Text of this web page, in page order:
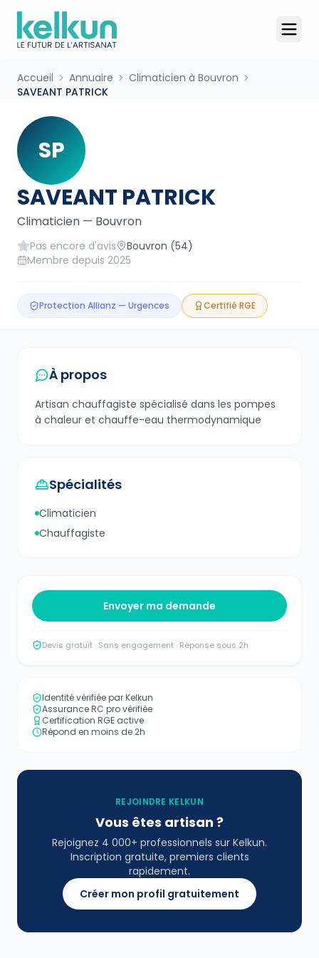
Accueil Annuaire
Climaticien à Bouvron
SAVEANT PATRICK
SP
SAVEANT PATRICK
Climaticien — Bouvron
Pas encore d'avis Bouvron (54)
Membre depuis 2025
Protection Allianz — Urgences Certifié RGE
À propos
Artisan chauffagiste spécialisé dans les pompes
à chaleur et chauffe-eau thermodynamique
Spécialités
Climaticien
Chauffagiste
Envoyer ma demande
Devis gratuit · Sans engagement · Réponse sous 2h
Identité vérifiée par Kelkun
Assurance RC pro vérifiée
Certification RGE active
Répond en moins de 2h
REJOINDRE KELKUN
Vous êtes artisan ?
Rejoignez 4 000+ professionnels sur Kelkun.
Inscription gratuite, premiers clients
rapidement.
Créer mon profil gratuitement